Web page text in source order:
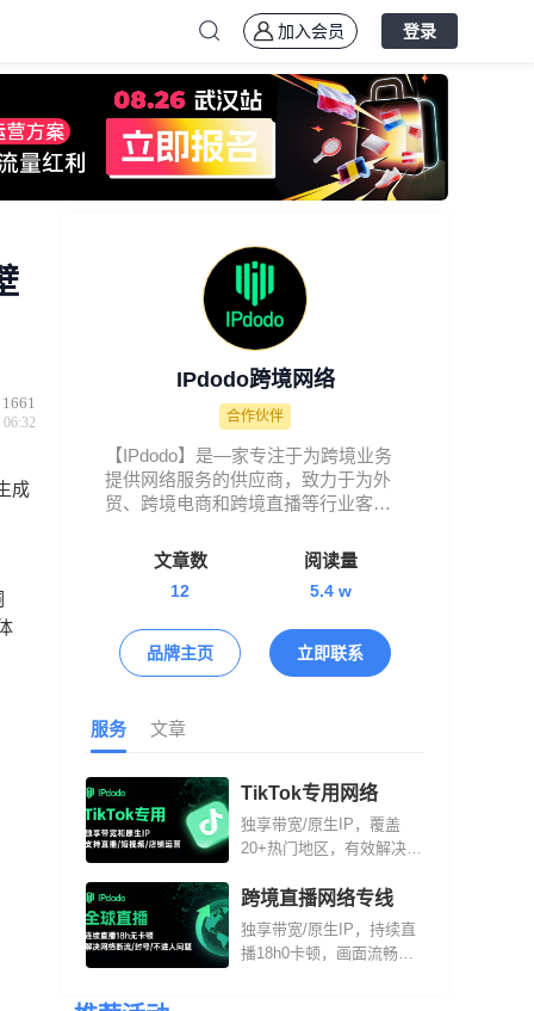
加入会员 登录
1661
成
IPdodo跨境网络
合作伙伴
【IPdodo】是—家专注于为跨境业务
提供网络服务的供应商，致力于为外
贸、跨境电商和跨境直播等行业客户
文章数
12
阅读量
5.4 w
品牌主页 立即联系
服务 文章
TikTok专用网络
独享带宽/原生IP，覆盖
20+热门地区，有效解决直
顿丢单、推流受限、连麦
延迟问题
跨境直播网络专线
独享带宽/原生IP，持续直
播18h0卡顿，画面流畅延